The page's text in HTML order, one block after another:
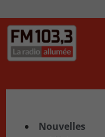
Nouvelles